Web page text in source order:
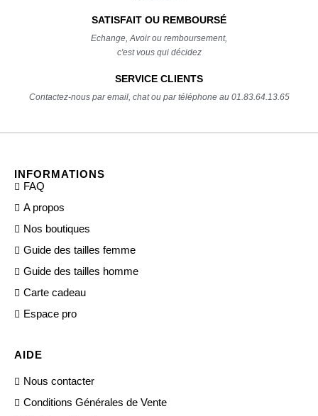
SATISFAIT OU REMBOURSÉ
Echange, Avoir ou remboursement,
c'est vous qui décidez
SERVICE CLIENTS
Contactez-nous par email, chat ou par téléphone au 01.83.64.13.65
INFORMATIONS
FAQ
A propos
Nos boutiques
Guide des tailles femme
Guide des tailles homme
Carte cadeau
Espace pro
AIDE
Nous contacter
Conditions Générales de Vente